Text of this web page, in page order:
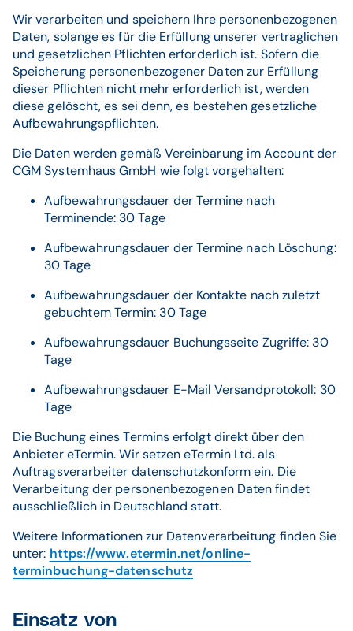
Wir verarbeiten und speichern Ihre personenbezogenen
Daten, solange es für die Erfüllung unserer vertraglichen
und gesetzlichen Pflichten erforderlich ist. Sofern die
Speicherung personenbezogener Daten zur Erfüllung
dieser Pflichten nicht mehr erforderlich ist, werden
diese gelöscht, es sei denn, es bestehen gesetzliche
Aufbewahrungspflichten.
Die Daten werden gemäß Vereinbarung im Account der
CGM Systemhaus GmbH wie folgt vorgehalten:
Aufbewahrungsdauer der Termine nach
Terminende: 30 Tage
Aufbewahrungsdauer der Termine nach Löschung:
30 Tage
Aufbewahrungsdauer der Kontakte nach zuletzt
gebuchtem Termin: 30 Tage
Aufbewahrungsdauer Buchungsseite Zugriffe: 30
Tage
Aufbewahrungsdauer E-Mail Versandprotokoll: 30
Tage
Die Buchung eines Termins erfolgt direkt über den
Anbieter eTermin. Wir setzen eTermin Ltd. als
Auftragsverarbeiter datenschutzkonform ein. Die
Verarbeitung der personenbezogenen Daten findet
ausschließlich in Deutschland statt.
Weitere Informationen zur Datenverarbeitung finden Sie
unter: https://www.etermin.net/online-
terminbuchung-datenschutz
Einsatz von